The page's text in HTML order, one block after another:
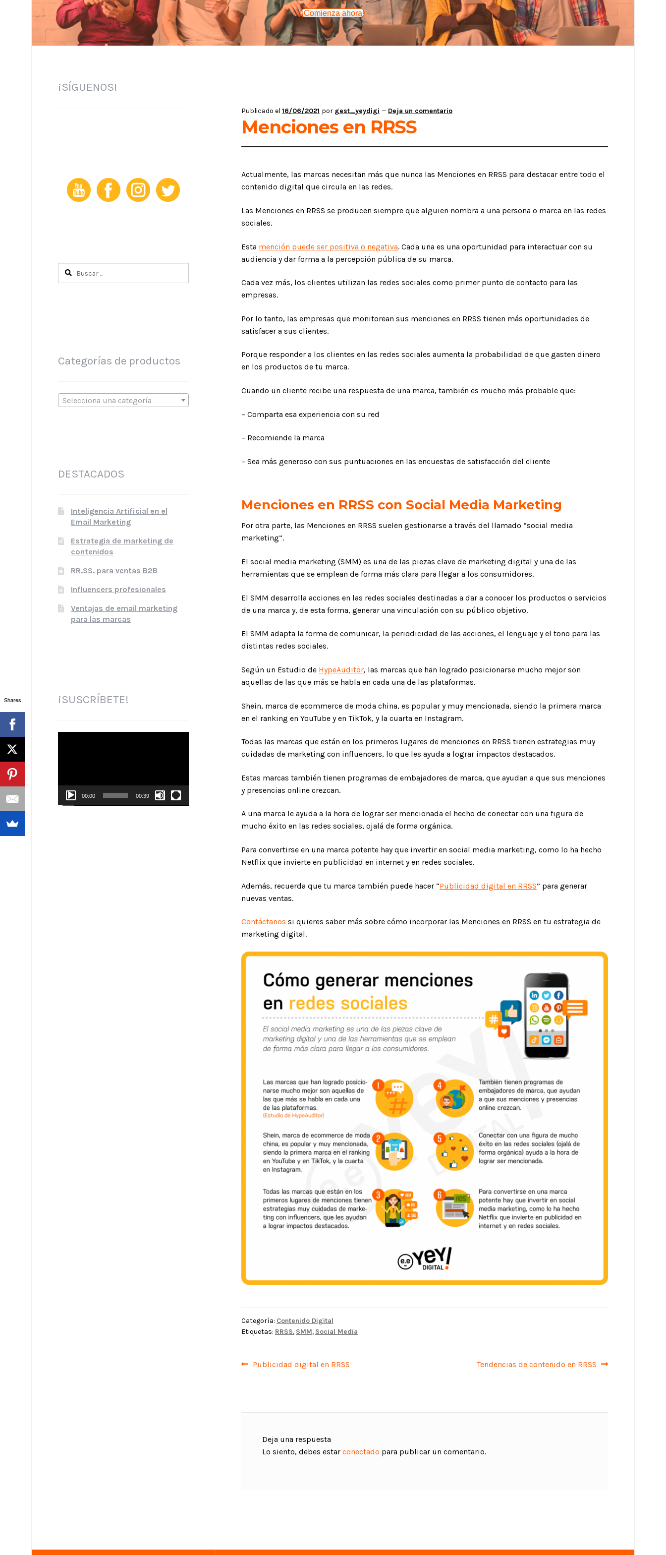
¡Comienza ahora!
Publicado el 16/06/2021 por gest_yeydigi — Deja un comentario
Menciones en RRSS
Actualmente, las marcas necesitan más que nunca las Menciones en RRSS para destacar entre todo el
contenido digital que circula en las redes.
Las Menciones en RRSS se producen siempre que alguien nombra a una persona o marca en las redes
sociales.
Esta mención puede ser positiva o negativa. Cada una es una oportunidad para interactuar con su
audiencia y dar forma a la percepción pública de su marca.
Cada vez más, los clientes utilizan las redes sociales como primer punto de contacto para las
empresas.
Por lo tanto, las empresas que monitorean sus menciones en RRSS tienen más oportunidades de
satisfacer a sus clientes.
Porque responder a los clientes en las redes sociales aumenta la probabilidad de que gasten dinero
en los productos de tu marca.
Cuando un cliente recibe una respuesta de una marca, también es mucho más probable que:
– Comparta esa experiencia con su red
– Recomiende la marca
– Sea más generoso con sus puntuaciones en las encuestas de satisfacción del cliente
Menciones en RRSS con Social Media Marketing
Por otra parte, las Menciones en RRSS suelen gestionarse a través del llamado “social media
marketing”.
El social media marketing (SMM) es una de las piezas clave de marketing digital y una de las
herramientas que se emplean de forma más clara para llegar a los consumidores.
El SMM desarrolla acciones en las redes sociales destinadas a dar a conocer los productos o servicios
de una marca y, de esta forma, generar una vinculación con su público objetivo.
El SMM adapta la forma de comunicar, la periodicidad de las acciones, el lenguaje y el tono para las
distintas redes sociales.
Según un Estudio de HypeAuditor, las marcas que han logrado posicionarse mucho mejor son
aquellas de las que más se habla en cada una de las plataformas.
Shein, marca de ecommerce de moda china, es popular y muy mencionada, siendo la primera marca
en el ranking en YouTube y en TikTok, y la cuarta en Instagram.
Todas las marcas que están en los primeros lugares de menciones en RRSS tienen estrategias muy
cuidadas de marketing con influencers, lo que les ayuda a lograr impactos destacados.
Estas marcas también tienen programas de embajadores de marca, que ayudan a que sus menciones
y presencias online crezcan.
A una marca le ayuda a la hora de lograr ser mencionada el hecho de conectar con una figura de
mucho éxito en las redes sociales, ojalá de forma orgánica.
Para convertirse en una marca potente hay que invertir en social media marketing, como lo ha hecho
Netflix que invierte en publicidad en internet y en redes sociales.
Además, recuerda que tu marca también puede hacer “Publicidad digital en RRSS” para generar
nuevas ventas.
Contáctanos si quieres saber más sobre cómo incorporar las Menciones en RRSS en tu estrategia de
marketing digital.
Categoría: Contenido Digital
Etiquetas: RRSS, SMM, Social Media
Navegación
Anterior:
Publicidad digital en RRSS Siguiente:
Tendencias de contenido en RRSS
Deja una respuesta
Lo siento, debes estar conectado para publicar un comentario.
¡SÍGUENOS!
Buscar:
Categorías de productos
Selecciona una categoría
DESTACADOS
Inteligencia Artificial en el
Email Marketing
Estrategia de marketing de
contenidos
RR.SS. para ventas B2B
Influencers profesionales
Ventajas de email marketing
para las marcas
¡SUSCRÍBETE!
00:00 00:39
Shares